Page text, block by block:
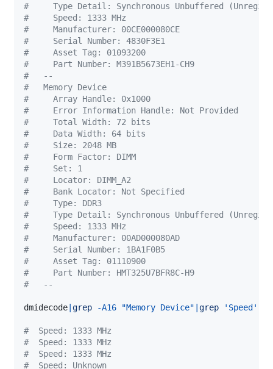
#     Type Detail: Synchronous Unbuffered
#     Speed: 1333 MHz
#     Manufacturer: 00CE000080CE
#     Serial Number: 4830F3E1
#     Asset Tag: 01093200
#     Part Number: M391B5673EH1-CH9
#   --
#   Memory Device
#     Array Handle: 0x1000
#     Error Information Handle: Not Provided
#     Total Width: 72 bits
#     Data Width: 64 bits
#     Size: 2048 MB
#     Form Factor: DIMM
#     Set: 1
#     Locator: DIMM_A2
#     Bank Locator: Not Specified
#     Type: DDR3
#     Type Detail: Synchronous Unbuffered
#     Speed: 1333 MHz
#     Manufacturer: 00AD000080AD
#     Serial Number: 1BA1F0B5
#     Asset Tag: 01110900
#     Part Number: HMT325U7BFR8C-H9
#   --
dmidecode grep -A16 "Memory Device" grep 'Speed'
#  Speed: 1333 MHz
#  Speed: 1333 MHz
#  Speed: 1333 MHz
#  Speed: Unknown